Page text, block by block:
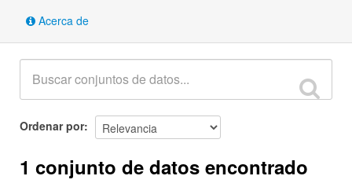
Acerca de
Ordenar por
1 conjunto de datos encontrado